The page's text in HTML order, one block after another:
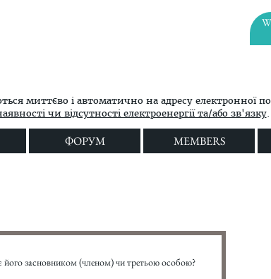
миттєво і автоматично на адресу електронної
чи відсутності електроенергії та/або зв'язку.
ФОРУМ MEMBERS
його засновником (членом) чи третьою особою?